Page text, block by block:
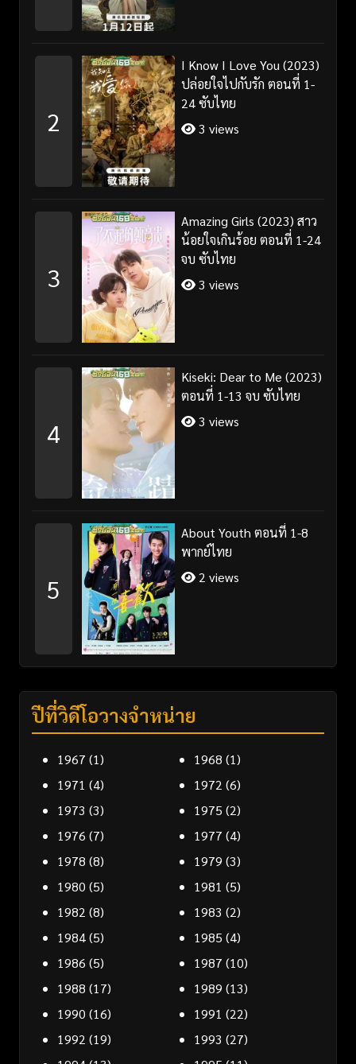
2
I Know I Love You (2023)
ปล่อยใจไปกับรัก ตอนที่ 1-
24 ซับไทย
3 views
3
Amazing Girls (2023) สาว
น้อยใจเกินร้อย ตอนที่ 1-24
จบ ซับไทย
3 views
4
Kiseki: Dear to Me (2023)
ตอนที่ 1-13 จบ ซับไทย
3 views
5
About Youth ตอนที่ 1-8
พากย์ไทย
2 views
ปีที่วิดีโอวางจำหน่าย
1967 (1) 1968 (1)
1971 (4) 1972 (6)
1973 (3) 1975 (2)
1976 (7) 1977 (4)
1978 (8) 1979 (3)
1980 (5) 1981 (5)
1982 (8) 1983 (2)
1984(5) 1985 (4)
1986 (5) 1987 (10)
1988 (17) 1989 (13)
1990 (16) 1991 (22)
1992 (19) 1993 (27)